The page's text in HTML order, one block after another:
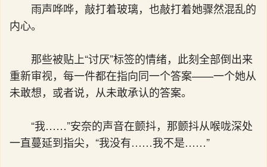
雨声哗哗，敲打着玻璃，也敲打着她骤然混乱的
内心。
那些被贴上“讨厌”标签的情绪，此刻全部倒出来
重新审视，每一件都在指向同一个答案——一个她从
未敢想，或者说，从未敢承认的答案。
“我……”安奈的声音在颤抖，那颤抖从喉咙深处
一直蔓延到指尖，“我没有……我不是……”